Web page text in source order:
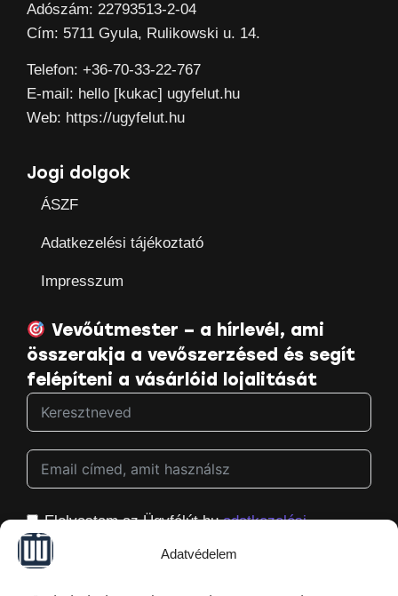
Adatvédelem
Adószám: 22793513-2-04
Cím: 5711 Gyula, Rulikowski u. 14.
Telefon: +36-70-33-22-767
E-mail: hello [kukac] ugyfelut.hu
Web: https://ugyfelut.hu
Jogi dolgok
ÁSZF
Adatkezelési tájékoztató
Impresszum
Vevőútmester – a hírlevél, ami
összerakja a vevőszerzésed és segít
felépíteni a vásárlóid lojalitását
Elolvastam az Ügyfélút.huadatkezelési
tájékoztatóját
megkapjam a Ügyfélút.hu hírleveleit, és azt is